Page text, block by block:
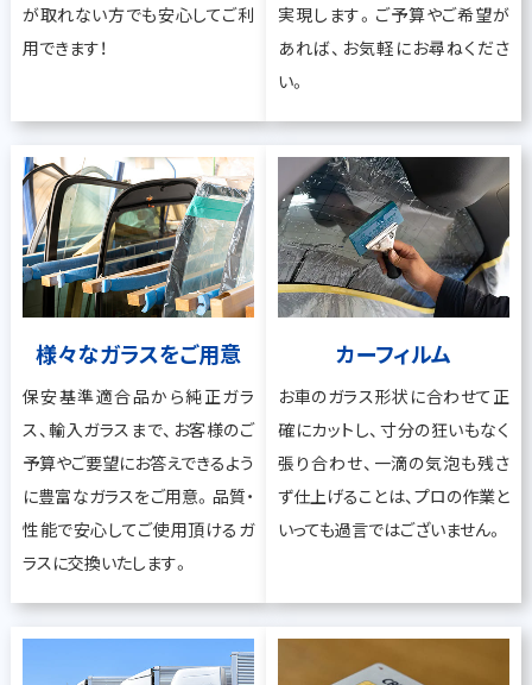
が取れない方でも安心してご利
用できます！
実現します。ご予算やご希望が
あれば、お気軽にお尋ねくださ
い。
様々なガラスをご用意
保安基準適合品から純正ガラ
ス、輸入ガラスまで、お客様のご
予算やご要望にお答えできるよう
に豊富なガラスをご用意。品質・
性能で安心してご使用頂けるガ
ラスに交換いたします。
カーフィルム
お車のガラス形状に合わせて正
確にカットし、寸分の狂いもなく
張り合わせ、一滴の気泡も残さ
ず仕上げることは、プロの作業と
いっても過言ではございません。